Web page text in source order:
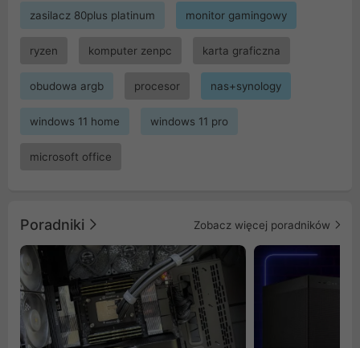
zasilacz 80plus platinum monitor gamingowy
ryzen komputer zenpc karta graficzna
obudowa argb procesor nas+synology
windows 11 home windows 11 pro
microsoft office
Poradniki Zobacz więcej poradników